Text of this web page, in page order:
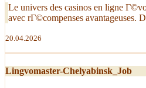
Le univers des casinos en ligne
avec rГ©compenses avantageuses.
20.04.2026
Lingvomaster-Chelyabinsk_Job